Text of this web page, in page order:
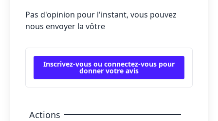
Pas d'opinion pour l'instant, vous pouvez
nous envoyer la vôtre
Inscrivez-vous ou connectez-vous pour
donner votre avis
Actions